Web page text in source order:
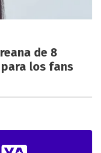
de 8
los fans